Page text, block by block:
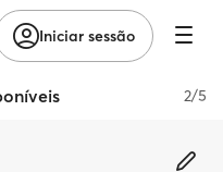
Iniciar sessão
2/5